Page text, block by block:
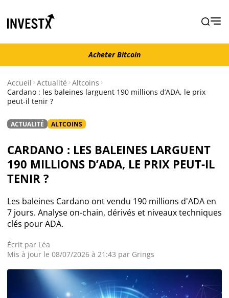
Acheter Bitcoin
Actualité
Actualité Bitcoin
Actualité Ethereum
Actualité NFT
Actualité IA
Acheter Bitcoin
Accueil Actualité Altcoins
Cardano : les baleines larguent 190 millions d’ADA, le prix
peut-il tenir ?
ACTUALITÉ ALTCOINS
CARDANO : LES BALEINES LARGUENT
190 MILLIONS D’ADA, LE PRIX PEUT-IL
TENIR ?
Les baleines Cardano ont vendu 190 millions d'ADA en
7 jours. Analyse on-chain, dérivés et niveaux techniques
clés pour ADA.
Écrit par Léa
Mis à jour le 08/07/2026 à 21:43 par Grings